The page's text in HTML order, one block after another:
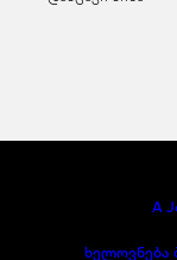
A
ხელოვნება